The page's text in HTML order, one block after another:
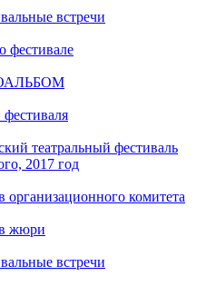
встречи
театральный фестиваль
2017 год
организационного комитета
жюри
встречи